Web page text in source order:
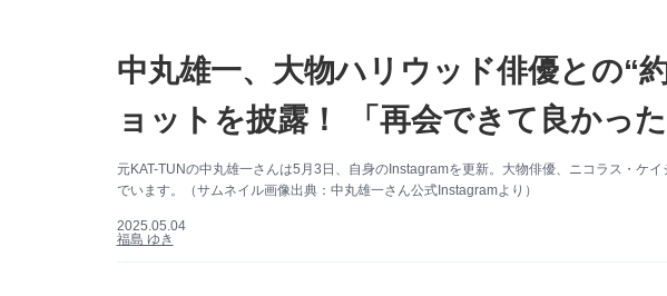
中丸雄一、大物ハリウッド俳優との“
ョットを披露！ 「再会できて良かった
元KAT-TUNの中丸雄一さんは5月3日、自身のInstagramを更新。大物俳優、ニコラス・ケ
でいます。（サムネイル画像出典：中丸雄一さん公式Instagramより）
2025.05.04
福島 ゆき